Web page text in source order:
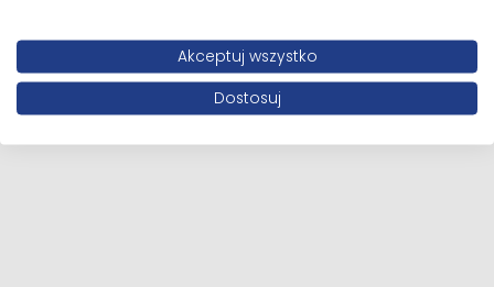
Wszystkie prawa zastrzeżone © 2026 MFstore.pl /
Powered byNetwork Interactive
Akceptuj wszystko
Dostosuj